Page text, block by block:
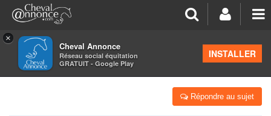
×
Cheval Annonce
Réseau social équitation
GRATUIT - Google Play
INSTALLER
>Vos sites internet, blogs, écuries virtuelles
/! OUVERTURE DE NOTRE CHAINE YOUTUBE /!
Répondre au sujet